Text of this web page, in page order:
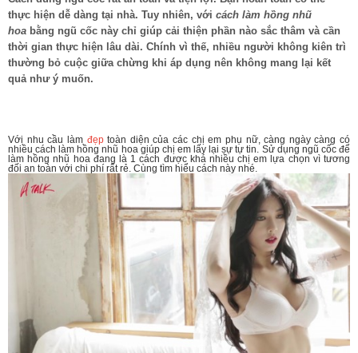
thực hiện dễ dàng tại nhà. Tuy nhiên, với cách làm hồng nhũ
hoa bằng ngũ cốc này chỉ giúp cải thiện phần nào sắc thâm và cần
thời gian thực hiện lâu dài. Chính vì thế, nhiều người không kiên trì
thường bỏ cuộc giữa chừng khi áp dụng nên không mang lại kết
quả như ý muốn.
Với nhu cầu làm đẹptoàn diện của các chị em phụ nữ, càng ngày càng có
nhiều cách làm hồng nhũ hoa giúp chị em lấy lại sự tự tin. Sử dụng ngũ cốc để
làm hồng nhũ hoa đang là 1 cách được khá nhiều chị em lựa chọn vì tương
đối an toàn với chi phí rất rẻ. Cùng tìm hiểu cách này nhé.